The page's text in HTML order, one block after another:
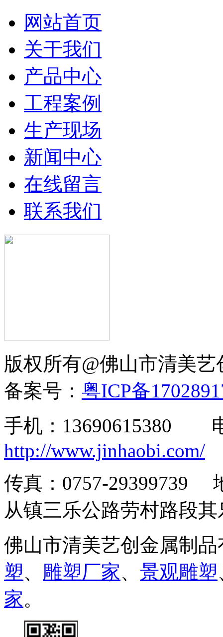
网站首页
关于我们
产品中心
工程案例
生产现场
新闻中心
在线留言
联系我们
版权所有@佛山市清美
备案号： 粤ICP备
手机：13690615380
http://www.jinhaobi.com/
传真：0757-29399739
从镇三乐公路劳村路段
佛山市清美艺创金属制
塑、 雕塑厂家、 景观雕塑
家。